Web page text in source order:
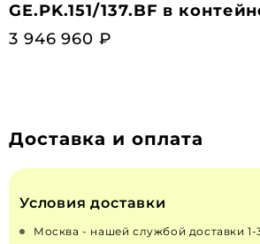
GE.PK.151/137.BF в
3 946 960 ₽
Доставка и оплата
Условия доставки
Москва - нашей службой доставки